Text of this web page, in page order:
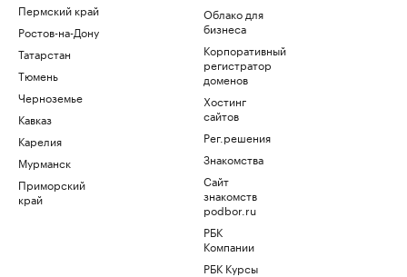
Пермский край
Ростов-на-Дону
Татарстан
Тюмень
Черноземье
Кавказ
Карелия
Мурманск
Приморский
край
Облако для
бизнеса
Корпоративный
регистратор
доменов
Хостинг
сайтов
Рег.решения
Знакомства
Сайт
знакомств
podbor.ru
РБК
Компании
РБК Курсы